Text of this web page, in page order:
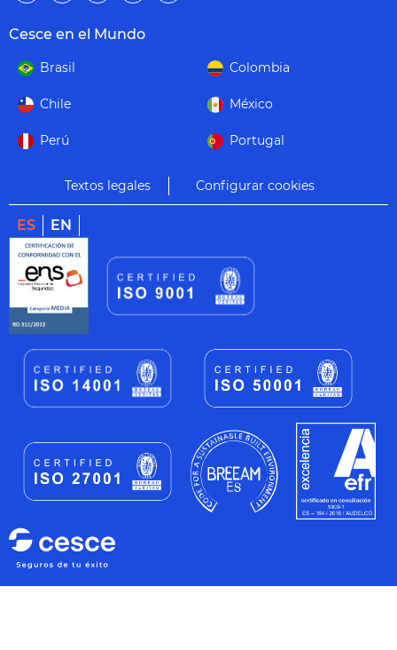
Cesce en el Mundo
Brasil Colombia
Chile México
Perú Portugal
Textos legales Configurar cookies
ES EN